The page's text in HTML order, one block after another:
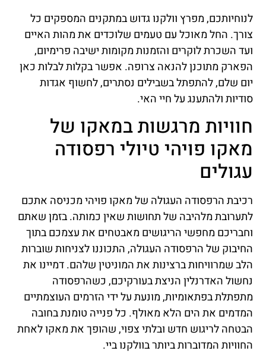
לנוחיותכם, מפרץ וולקנו גדוש במתקנים המספקים כל
צורך. החל מאוכל עם טעמים שלוכדים את מהות האיים
ועד השכרת לוקרים והזמנות מקומות ישיבה פרימיום,
הפארק מתוכנן להנאה צרופה. אפשר בקלות לבלות כאן
יום שלם, להתפתל בשבילים נסתרים, לחשוף אגדות
סודיות ולהתענג על חיי האי.
חוויות מרגשות במאקו של
מאקו פויהי טיולי רפסודה
עגולים
רכיבת הרפסודה העגולה של מאקו פויהי מכניסה אתכם
לתערובת מלהיבה של תחושות שאין כמותה. בזמן שאתם
וחבריכם מחפשי הריגושים מאבטחים את עצמכם בתוך
החיבוק של הרפסודה העגולה, התכוננו לצניחות שוברות
הלב שמרוויחות ברצינות את המוניטין שלהם. דמיינו את
נחשול האדרנלין הניצת בעורקיכם, כשהרפסודה
מתפתלת בפתאומיות, מונעת על ידי הזרמים העוצמתיים
המדמים את הים הלא מאולף. כל פנייה טומנת בחובה
הבטחה לריגוש חדש ובלתי צפוי, שהופך את מאקו לאחת
החוויות המדוברות ביותר בוולקנו ביי.